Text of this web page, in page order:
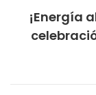
¡Energía